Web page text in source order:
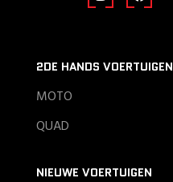
2DE HANDS VOERTUIGEN
MOTO
QUAD
NIEUWE VOERTUIGEN